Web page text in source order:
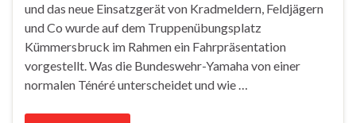
und das neue Einsatzgerät von Kradmeldern, Feldjägern
und Co wurde auf dem Truppenübungsplatz
Kümmersbruck im Rahmen ein Fahrpräsentation
vorgestellt. Was die Bundeswehr-Yamaha von einer
normalen Ténéré unterscheidet und wie …